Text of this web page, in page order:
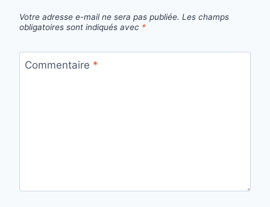
Votre adresse e-mail ne sera pas publiée. Les champs
obligatoires sont indiqués avec *
Commentaire *